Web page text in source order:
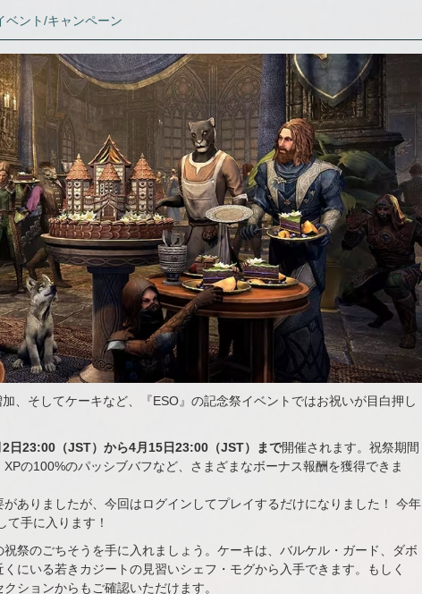
ベント/キャンペーン
、そしてケーキなど、『ESO』の記念祭イベントではお祝いが目白押し
2日23:00（JST）から4月15日23:00（JST）まで開催されます。祝祭期間
の100%のパッシブバフなど、さまざまなボーナス報酬を獲得できま
ありましたが、今回はログインしてプレイするだけになりました！ 今年
手に入ります！
祭のごちそうを手に入れましょう。ケーキは、バルケル・ガード、ダボ
にいる若きカジートの見習いシェフ・モグから入手できます。もしく
ションからもご確認いただけます。